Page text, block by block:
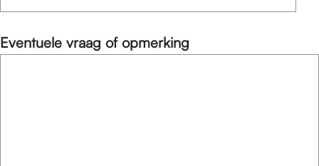
c
t
r
l
Eventuele vraag of opmerking